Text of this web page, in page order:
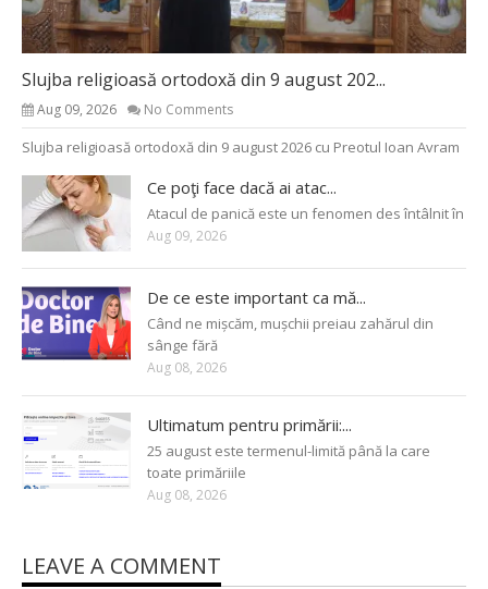
Slujba religioasă ortodoxă din 9 august 202...
Aug 09, 2026 No Comments
Slujba religioasă ortodoxă din 9 august 2026 cu Preotul Ioan Avram
Ce poţi face dacă ai atac...
Atacul de panică este un fenomen des întâlnit în
Aug 09, 2026
De ce este important ca mă...
Când ne mișcăm, mușchii preiau zahărul din
sânge fără
Aug 08, 2026
Ultimatum pentru primării:...
25 august este termenul-limită până la care
toate primăriile
Aug 08, 2026
LEAVE A COMMENT